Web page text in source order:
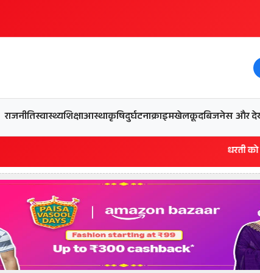
राजनीतिस्वास्थ्यशिक्षाआस्थाकृषिदुर्घटनाक्राइमखेलकूदबिजनेस और
धरती को बचाने एवं